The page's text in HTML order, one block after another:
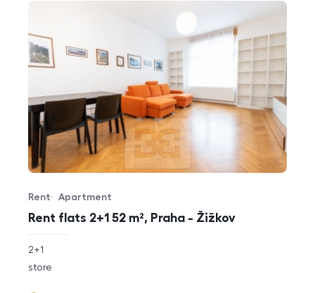
Rent flats 2+1 52 m², Praha - Žižkov
Offer type
Rent
Property type
Apartment
rozměry
2+1
funkce
store